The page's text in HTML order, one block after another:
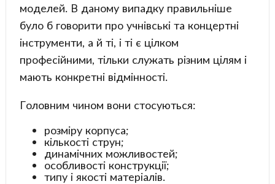
моделей. В даному випадку правильніше
було б говорити про учнівські та концертні
інструменти, а й ті, і ті є цілком
професійними, тільки служать різним цілям і
мають конкретні відмінності.
Головним чином вони стосуються:
розміру корпуса;
кількості струн;
динамічних можливостей;
особливості конструкції;
типу і якості матеріалів.